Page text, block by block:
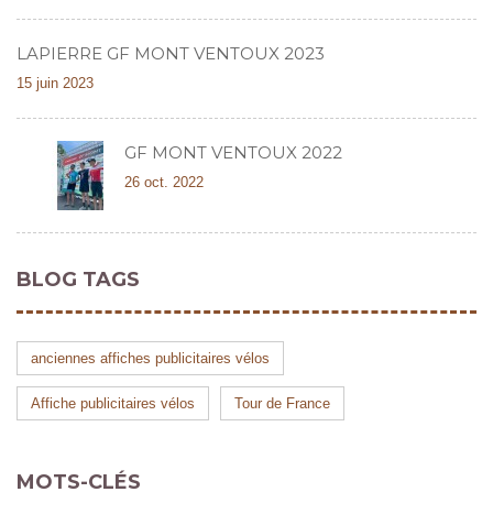
LAPIERRE GF MONT VENTOUX 2023
15 juin 2023
GF MONT VENTOUX 2022
26 oct. 2022
BLOG TAGS
anciennes affiches publicitaires vélos
Affiche publicitaires vélos Tour de France
MOTS-CLÉS